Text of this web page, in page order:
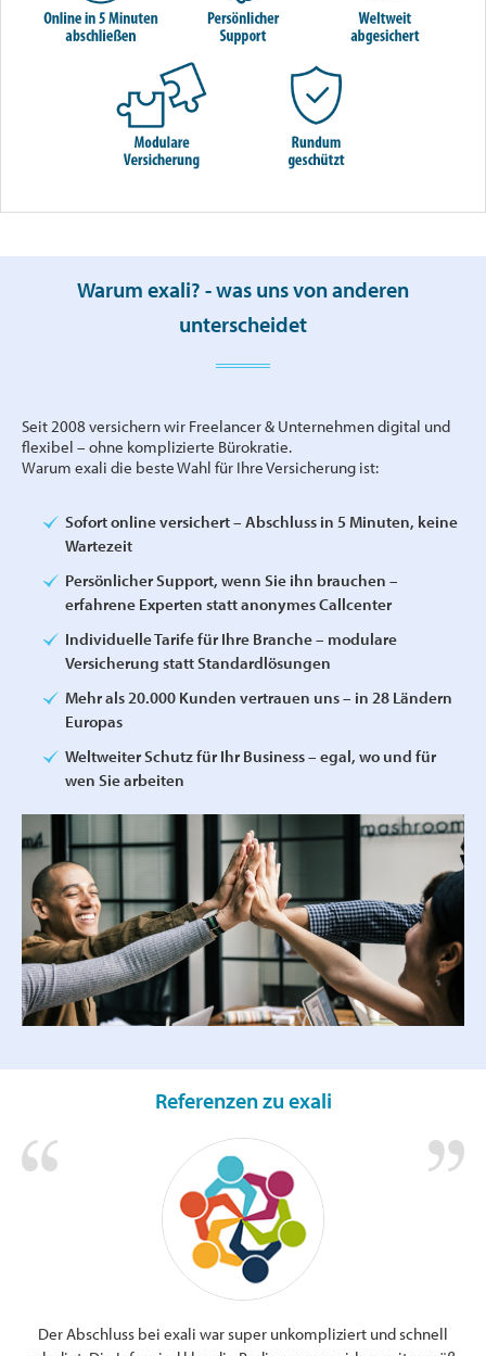
Warum exali? - was uns von anderen
unterscheidet
Seit 2008 versichern wir Freelancer & Unternehmen digital und
flexibel – ohne komplizierte Bürokratie.
Warum exali die beste Wahl für Ihre Versicherung ist:
Sofort online versichert – Abschluss in 5 Minuten, keine
Wartezeit
Persönlicher Support, wenn Sie ihn brauchen –
erfahrene Experten statt anonymes Callcenter
Individuelle Tarife für Ihre Branche – modulare
Versicherung statt Standardlösungen
Mehr als 20.000 Kunden vertrauen uns – in 28 Ländern
Europas
Weltweiter Schutz für Ihr Business – egal, wo und für
wen Sie arbeiten
Referenzen zu exali
Der Abschluss bei exali war super unkompliziert und schnell